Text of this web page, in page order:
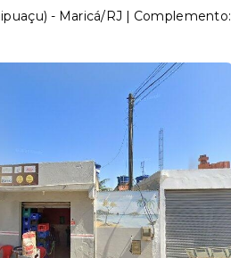
- Maricá/RJ | Complemento: